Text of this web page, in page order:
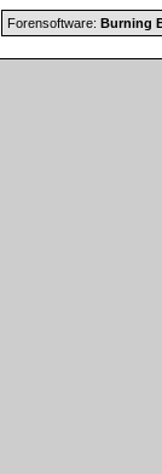
Forensoftware: Burning